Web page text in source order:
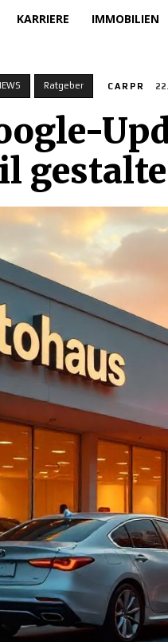
KARRIERE IMMOBILIEN
Ratgeber CARPR